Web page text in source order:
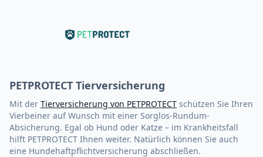
PETPROTECT Tierversicherung
Mit der Tierversicherung von PETPROTECT schützen Sie Ihren
Vierbeiner auf Wunsch mit einer Sorglos-Rundum-
Absicherung. Egal ob Hund oder Katze – im Krankheitsfall
hilft PETPROTECT Ihnen weiter. Natürlich können Sie auch
eine Hundehaftpflichtversicherung abschließen.